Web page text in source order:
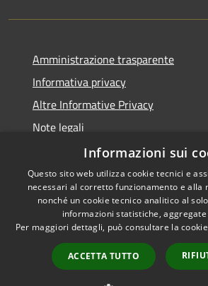
Amministrazione trasparente
Informativa privacy
Altre Informative Privacy
Note legali
Dichiarazione di accessibilità
RSS
Accessibilità
Informazioni sui
Questo sito web utilizza cookie tecnici e
necessari al corretto funzionamento e alla
nonché un cookie tecnico analitico al
informazioni statistiche,
Per maggiori dettagli, può consultare la
ACCETTA TUTTO